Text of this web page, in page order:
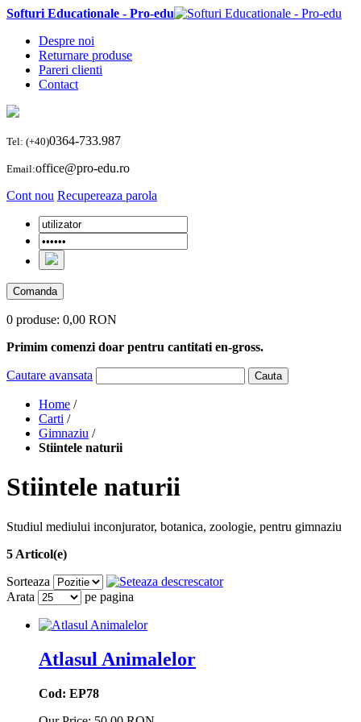
Softuri Educationale - Pro-edu
Despre noi
Returnare produse
Pareri clienti
Contact
Tel: (+40)0364-733.987
Email:office@pro-edu.ro
Cont nou Recupereaza parola
Comanda
0 produse: 0,00 RON
Primim comenzi doar pentru cantitati en-gross.
Cautare avansata Cauta
Home /
Carti /
Gimnaziu /
Stiintele naturii
Stiintele naturii
Studiul mediului inconjurator, botanica, zoologie, pentru gimnaziu
5 Articol(e)
Sorteaza
Arata
pe pagina
Atlasul Animalelor
Cod: EP78